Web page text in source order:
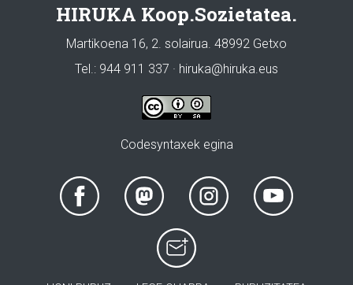
HIRUKA Koop.Sozietatea.
Martikoena 16, 2. solairua. 48992 Getxo
Tel.: 944 911 337 · hiruka@hiruka.eus
Codesyntaxek egina